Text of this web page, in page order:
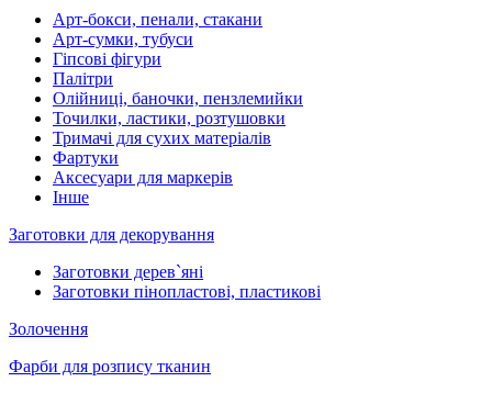
Арт-бокси, пенали, стакани
Арт-сумки, тубуси
Гіпсові фігури
Палітри
Олійниці, баночки, пензлемийки
Точилки, ластики, розтушовки
Тримачі для сухих матеріалів
Фартуки
Аксесуари для маркерів
Інше
Заготовки для декорування
Заготовки дерев`яні
Заготовки пінопластові, пластикові
Золочення
Фарби для розпису тканин